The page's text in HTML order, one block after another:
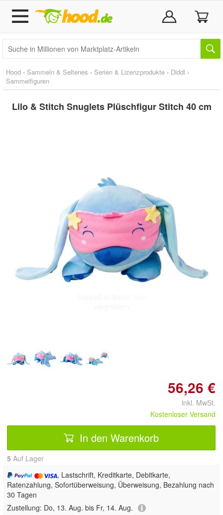
Hood › Sammeln & Seltenes › Serien & Lizenzprodukte › Diddl ›
Sammelfiguren
Lilo & Stitch Snuglets Plüschfigur Stitch 40 cm
56,26 €
inkl. MwSt.
Kostenloser Versand
In den Warenkorb
5 Auf Lager
, Lastschrift, Kreditkarte, Debitkarte,
Ratenzahlung, Sofortüberweisung, Überweisung, Bezahlung nach
30 Tagen
Zustellung: Do, 13. Aug. bis Fr, 14. Aug.